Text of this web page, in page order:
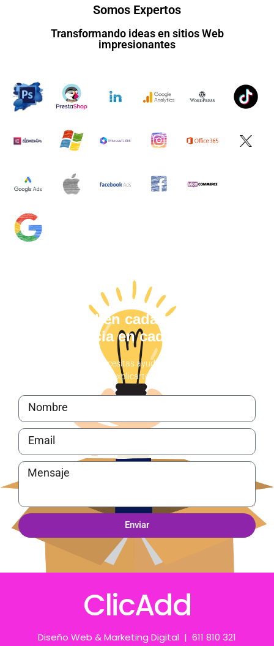
Somos Expertos
Transformando ideas en sitios Web
impresionantes
Calidad en cada proyecto,
excelencia en cada entrega.
Haznos saber si necesitas ayuda y nos pondremos en
contacto para explicarte todos los detalles
Enviar
ClicAdd
Diseño Web & Marketing Digital | 611 810 321